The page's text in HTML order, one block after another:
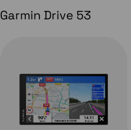
Garmin Drive 53